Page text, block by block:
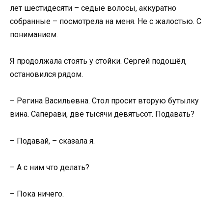
лет шестидесяти – седые волосы, аккуратно
собранные – посмотрела на меня. Не с жалостью. С
пониманием.
Я продолжала стоять у стойки. Сергей подошёл,
остановился рядом.
– Регина Васильевна. Стол просит вторую бутылку
вина. Саперави, две тысячи девятьсот. Подавать?
– Подавай, – сказала я.
– А с ним что делать?
– Пока ничего.